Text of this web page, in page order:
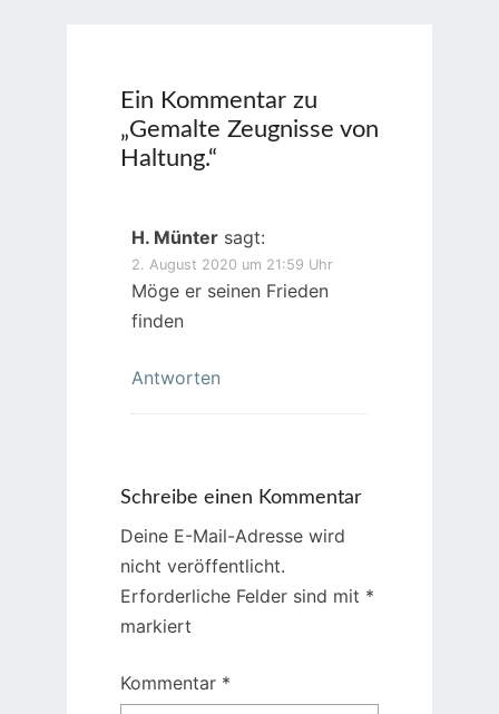
Ein Kommentar zu
„Gemalte Zeugnisse von
Haltung.“
H. Münter sagt:
2. August 2020 um 21:59 Uhr
Möge er seinen Frieden
finden
Antworten
Schreibe einen Kommentar
Deine E-Mail-Adresse wird
nicht veröffentlicht.
Erforderliche Felder sind mit *
markiert
Kommentar *